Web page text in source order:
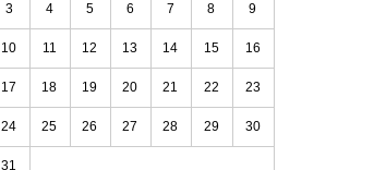
3 4 5 6 7 8 9
10 11 12 13 14 15 16
17 18 19 20 21 22 23
24 25 26 27 28 29 30
31